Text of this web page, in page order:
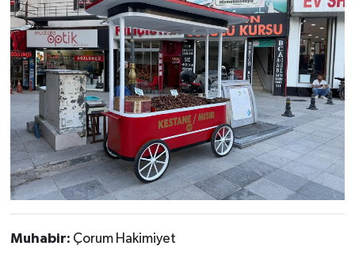
Muhabir: Çorum Hakimiyet